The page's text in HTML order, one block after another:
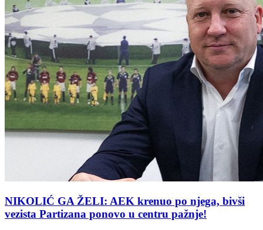
NIKOLIĆ GA ŽELI: AEK krenuo po njega, bivši
vezista Partizana ponovo u centru pažnje!